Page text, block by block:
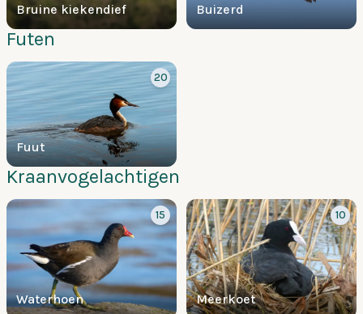
Bruine kiekendief Buizerd
Futen
Fuut
20
Kraanvogelachtigen
Waterhoen
15
Meerkoet
10